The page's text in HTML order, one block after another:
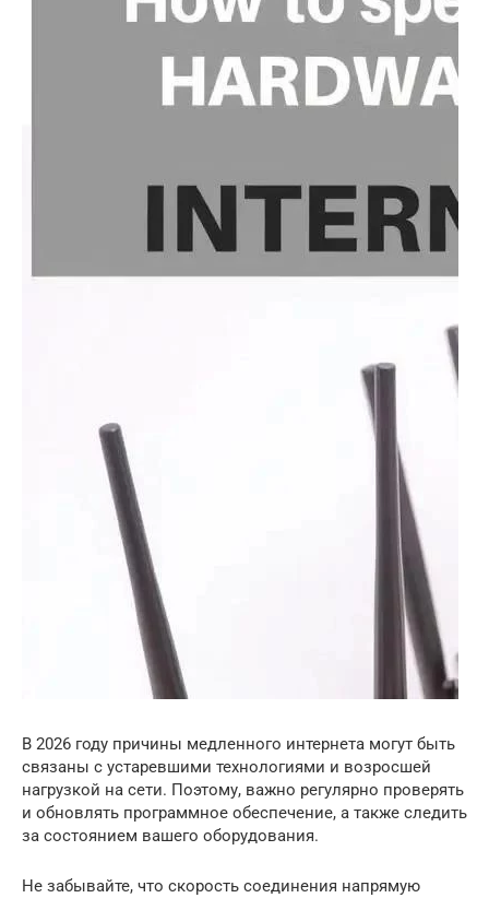
В 2026 году причины медленного интернета могут быть
связаны с устаревшими технологиями и возросшей
нагрузкой на сети. Поэтому, важно регулярно проверять
и обновлять программное обеспечение, а также следить
за состоянием вашего оборудования.
Не забывайте, что скорость соединения напрямую